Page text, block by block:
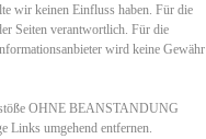
wir keinen Einfluss haben. Für die
Seiten verantwortlich. Für die
wird keine Gewähr
OHNE BEANSTANDUNG
Links umgehend entfernen.